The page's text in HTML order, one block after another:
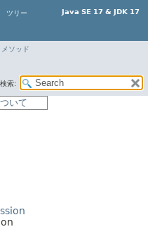
Java SE 17 & JDK 17
ツリー
メソッド
検索:
いて